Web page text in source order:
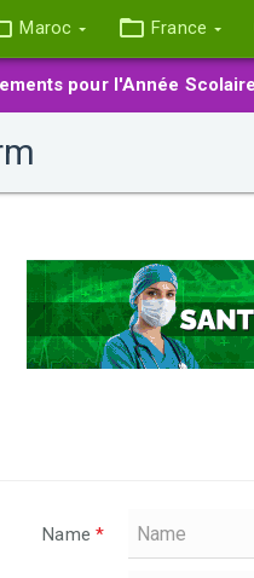
Maroc France
pour l'Année
Name *